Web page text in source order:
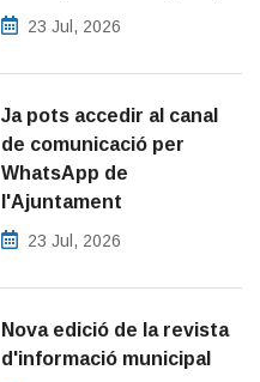
23 Jul, 2026
Ja pots accedir al canal
de comunicació per
WhatsApp de
l'Ajuntament
23 Jul, 2026
Nova edició de la revista
d'informació municipal